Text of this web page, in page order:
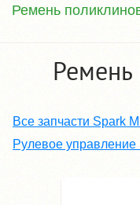
Ремень
Все запчасти Spark
Рулевое управление